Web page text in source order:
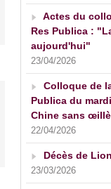
Actes du
Res Publica :
aujourd'hui"
23/04/2026
Colloque de
Publica du
Chine sans
22/04/2026
Décès de
23/03/2026